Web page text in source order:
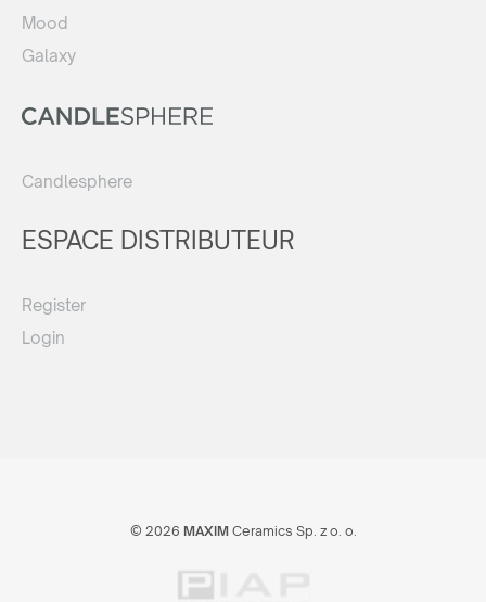
Mood
Galaxy
Candlesphere
ESPACE DISTRIBUTEUR
Register
Login
© 2026 MAXIMCeramics Sp. z o. o.